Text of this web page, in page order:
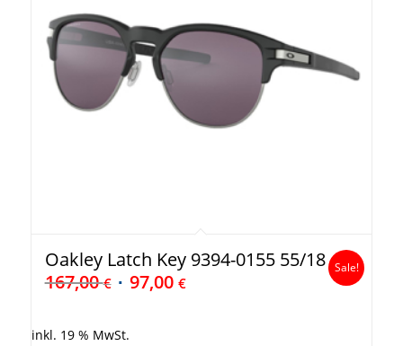
Oakley Latch Key 9394-0155 55/18
167,00€ 97,00 €
Sale!
inkl. 19 % MwSt.